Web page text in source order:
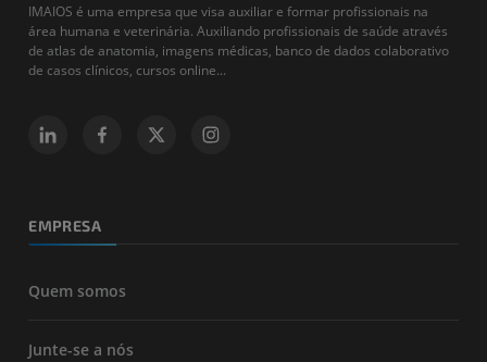
IMAIOS é uma empresa que visa auxiliar e formar profissionais na
área humana e veterinária. Auxiliando profissionais de saúde através
de atlas de anatomia, imagens médicas, banco de dados colaborativo
de casos clínicos, cursos online...
EMPRESA
Quem somos
Junte-se a nós